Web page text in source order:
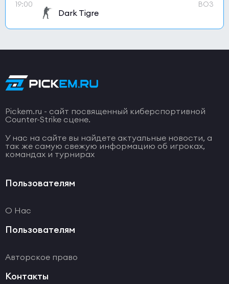
19:00
Dark Tigre
BO3
Pickem.ru - сайт посвященный киберспортивной
Counter-Strike сцене.
У нас на сайте вы найдете актуальные новости, а
так же самую свежую информацию об игроках,
командах и турнирах
Пользователям
О Нас
Пользователям
Авторское право
Контакты